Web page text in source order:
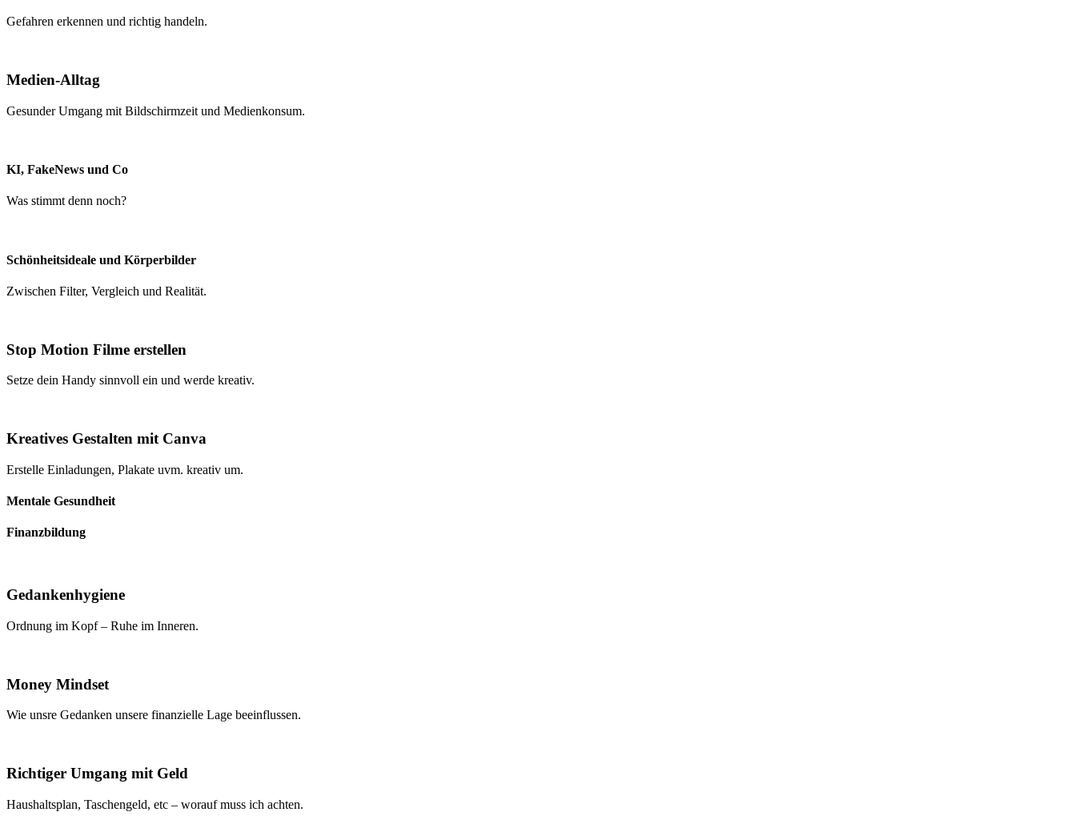
Gefahren erkennen und richtig handeln.
Medien-Alltag
Gesunder Umgang mit Bildschirmzeit und Medienkonsum.
KI, FakeNews und Co
Was stimmt denn noch?
Schönheitsideale und Körperbilder
Zwischen Filter, Vergleich und Realität.
Stop Motion Filme erstellen
Setze dein Handy sinnvoll ein und werde kreativ.
Kreatives Gestalten mit Canva
Erstelle Einladungen, Plakate uvm. kreativ um.
Mentale Gesundheit
Finanzbildung
Gedankenhygiene
Ordnung im Kopf – Ruhe im Inneren.
Money Mindset
Wie unsre Gedanken unsere finanzielle Lage beeinflussen.
Richtiger Umgang mit Geld
Haushaltsplan, Taschengeld, etc – worauf muss ich achten.